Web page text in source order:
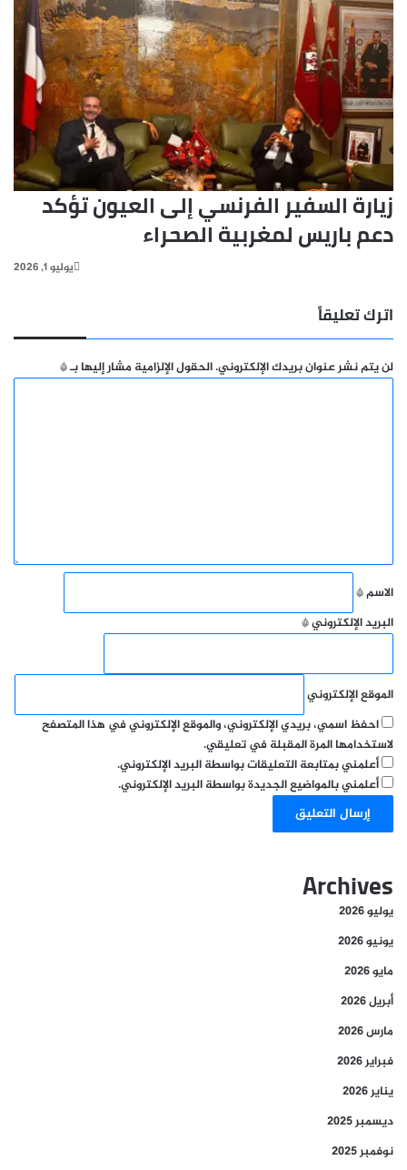
زيارة السفير الفرنسي إلى العيون تؤكد
دعم باريس لمغربية الصحراء
يوليو 1, 2026
اترك تعليقاً
لن يتم نشر عنوان بريدك الإلكتروني.الحقول الإلزامية مشار إليها بـ*
الاسم*
البريد الإلكتروني*
الموقع الإلكتروني
احفظ اسمي، بريدي الإلكتروني، والموقع الإلكتروني في هذا المتصفح
لاستخدامها المرة المقبلة في تعليقي.
أعلمني بمتابعة التعليقات بواسطة البريد الإلكتروني.
أعلمني بالمواضيع الجديدة بواسطة البريد الإلكتروني.
Archives
يوليو 2026
يونيو 2026
مايو 2026
أبريل 2026
مارس 2026
فبراير 2026
يناير 2026
ديسمبر 2025
نوفمبر 2025